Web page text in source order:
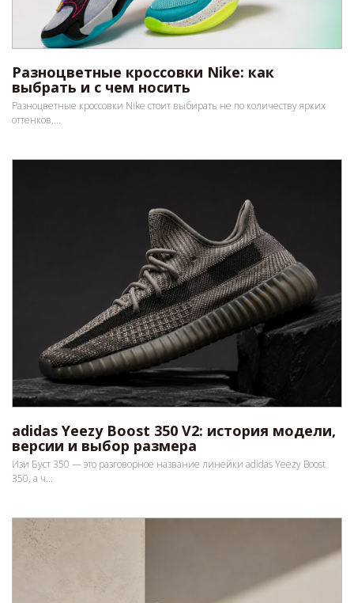
Разноцветные кроссовки Nike: как
выбрать и с чем носить
Разноцветные кроссовки Nike стоит выбирать не по количеству ярких
оттенков,...
adidas Yeezy Boost 350 V2: история модели,
версии и выбор размера
Изи Буст 350 — это разговорное название линейки adidas Yeezy Boost
350, а ч...